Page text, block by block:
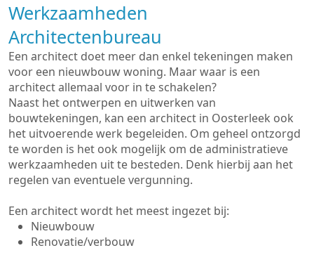
Werkzaamheden
Architectenbureau
Een architect doet meer dan enkel tekeningen maken
voor een nieuwbouw woning. Maar waar is een
architect allemaal voor in te schakelen?
Naast het ontwerpen en uitwerken van
bouwtekeningen, kan een architect in Oosterleek ook
het uitvoerende werk begeleiden. Om geheel ontzorgd
te worden is het ook mogelijk om de administratieve
werkzaamheden uit te besteden. Denk hierbij aan het
regelen van eventuele vergunning.
Een architect wordt het meest ingezet bij:
Nieuwbouw
Renovatie/verbouw